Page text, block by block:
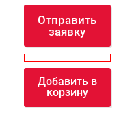
Отправить
заявку
Добавить в
корзину